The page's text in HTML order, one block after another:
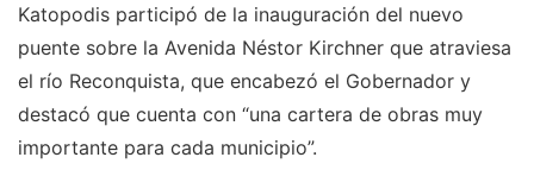
Katopodis participó de la inauguración del nuevo
puente sobre la Avenida Néstor Kirchner que atraviesa
el río Reconquista, que encabezó el Gobernador y
destacó que cuenta con “una cartera de obras muy
importante para cada municipio”.